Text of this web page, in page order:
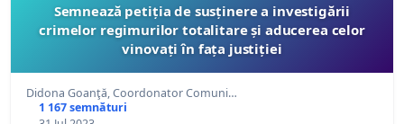
Semnează petiția de susținere a investigării
crimelor regimurilor totalitare și aducerea celor
vinovați în fața justiției
Didona Goanţă, Coordonator Comuni…
1 167 semnături